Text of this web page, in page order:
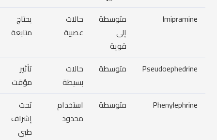
Imipramine
متوسطة
إلى
قوية
حالات
عصبية
يحتاج
متابعة
Pseudoephedrine متوسطة
حالات
بسيطة
تأثير
مؤقت
Phenylephrine
متوسطة
استخدام
محدود
تحت
إشراف
طبي